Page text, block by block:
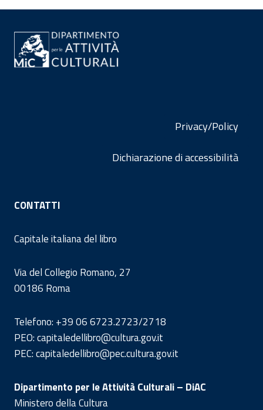
Privacy/Policy
Dichiarazione di accessibilità
CONTATTI
Capitale italiana del libro
Via del Collegio Romano, 27
00186 Roma
Telefono: +39 06 6723.2723/2718
PEO: capitaledellibro@cultura.gov.it
PEC: capitaledellibro@pec.cultura.gov.it
Dipartimento per le Attività Culturali – DiAC
Ministero della Cultura